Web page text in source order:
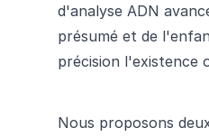
d'analyse ADN
présumé et de
précision l'existence
Nous proposons